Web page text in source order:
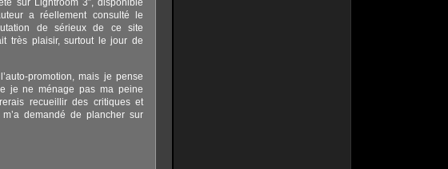
sur Lightroom 3″, disponible
a réellement consulté le
de sérieux de ce site
très plaisir, surtout le jour de
promotion, mais je pense
je ne ménage pas ma peine
recueillir des critiques et
demandé de plancher sur